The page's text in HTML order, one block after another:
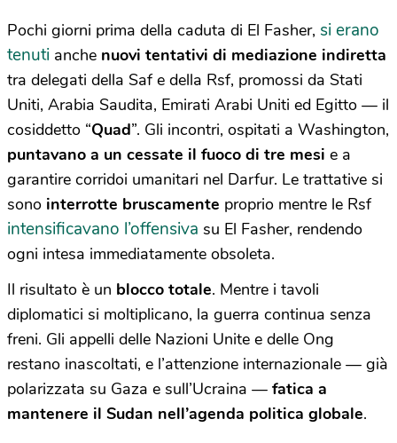
Pochi giorni prima della caduta di El Fasher, si erano
tenuti anche nuovi tentativi di mediazione indiretta
tra delegati della Saf e della Rsf, promossi da Stati
Uniti, Arabia Saudita, Emirati Arabi Uniti ed Egitto — il
cosiddetto “Quad”. Gli incontri, ospitati a Washington,
puntavano a un cessate il fuoco di tre mesi e a
garantire corridoi umanitari nel Darfur. Le trattative si
sono interrotte bruscamente proprio mentre le Rsf
intensificavano l’offensiva su El Fasher, rendendo
ogni intesa immediatamente obsoleta.
Il risultato è un blocco totale. Mentre i tavoli
diplomatici si moltiplicano, la guerra continua senza
freni. Gli appelli delle Nazioni Unite e delle Ong
restano inascoltati, e l’attenzione internazionale — già
polarizzata su Gaza e sull’Ucraina — fatica a
mantenere il Sudan nell’agenda politica globale.